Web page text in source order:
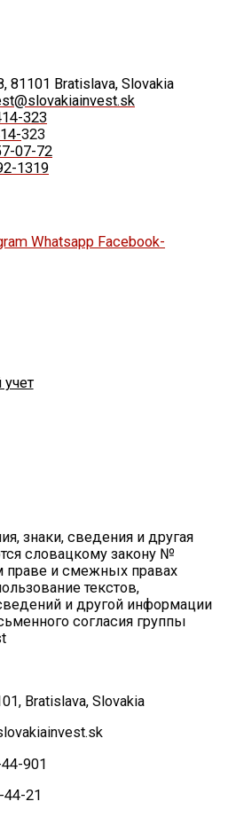
81101 Bratislava, Slovakia
323
323
07-72
1319
Whatsapp Facebook-
учет
знаки, сведения и другая
словацкому закону №
праве и смежных правах
текстов,
и другой информации
согласия группы
Bratislava, Slovakia
901
21